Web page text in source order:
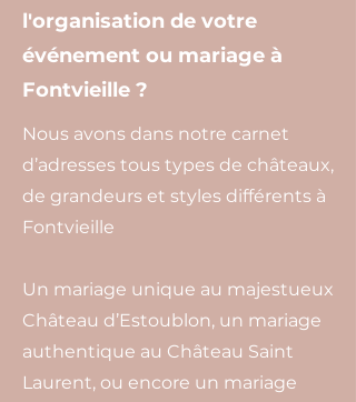
l'organisation de votre
événement ou mariage à
Fontvieille ?
Nous avons dans notre carnet
d’adresses tous types de châteaux,
de grandeurs et styles différents à
Fontvieille
Un mariage unique au majestueux
Château d’Estoublon, un mariage
authentique au Château Saint
Laurent, ou encore un mariage